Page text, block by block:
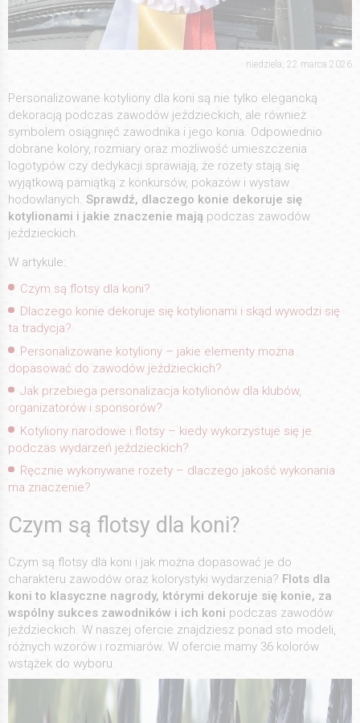
niedziela, 22 marca 2026
Personalizowane kotyliony dla koni są nie tylko elegancką
dekoracją podczas zawodów jeździeckich, ale również
symbolem osiągnięć zawodnika i jego konia. Odpowiednio
dobrane kolory, rozmiary oraz możliwość umieszczenia
logotypów czy dedykacji sprawiają, że rozety stają się
wyjątkową pamiątką z konkursów, pokazów i wystaw
hodowlanych. Sprawdź, dlaczego konie dekoruje się
kotylionami i jakie znaczenie mają podczas zawodów
jeździeckich.
W artykule:
Czym są flotsy dla koni?
Dlaczego konie dekoruje się kotylionami i skąd wywodzi się
ta tradycja?
Personalizowane kotyliony – jakie elementy można
dopasować do zawodów jeździeckich?
Jak przebiega personalizacja kotylionów dla klubów,
organizatorów i sponsorów?
Kotyliony narodowe i flotsy – kiedy wykorzystuje się je
podczas wydarzeń jeździeckich?
Ręcznie wykonywane rozety – dlaczego jakość wykonania
ma znaczenie?
Czym są flotsy dla koni?
Czym są flotsy dla koni i jak można dopasować je do
charakteru zawodów oraz kolorystyki wydarzenia? Flots dla
koni to klasyczne nagrody, którymi dekoruje się konie, za
wspólny sukces zawodników i ich koni podczas zawodów
jeździeckich. W naszej ofercie znajdziesz ponad sto modeli,
różnych wzorów i rozmiarów. W ofercie mamy 36 kolorów
wstążek do wyboru.